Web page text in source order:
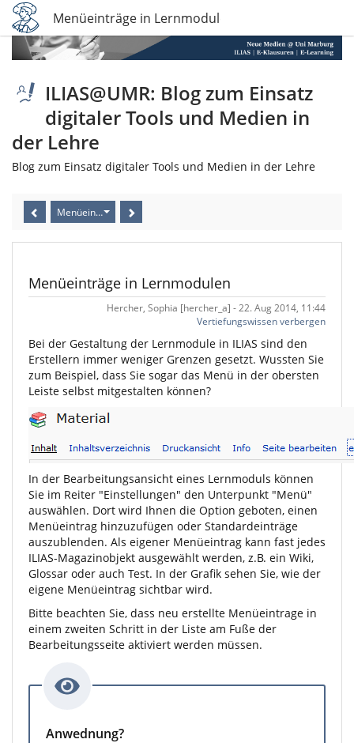
Menüeinträge in Lernmodulen
ILIAS@UMR: Blog zum Einsatz
digitaler Tools und Medien in
der Lehre
Blog zum Einsatz digitaler Tools und Medien in der Lehre
Menüeinträge in Lernmodulen
Menüeinträge in Lernmodulen
Hercher, Sophia [hercher_a] - 22. Aug 2014, 11:44
Vertiefungswissen verbergen
Bei der Gestaltung der Lernmodule in ILIAS sind den
Erstellern immer weniger Grenzen gesetzt. Wussten Sie
zum Beispiel, dass Sie sogar das Menü in der obersten
Leiste selbst mitgestalten können?
In der Bearbeitungsansicht eines Lernmoduls können
Sie im Reiter "Einstellungen" den Unterpunkt "Menü"
auswählen. Dort wird Ihnen die Option geboten, einen
Menüeintrag hinzuzufügen oder Standardeinträge
auszublenden. Als eigener Menüeintrag kann fast jedes
ILIAS-Magazinobjekt ausgewählt werden, z.B. ein Wiki,
Glossar oder auch Test. In der Grafik sehen Sie, wie der
eigene Menüeintrag sichtbar wird.
Bitte beachten Sie, dass neu erstellte Menüeintrage in
einem zweiten Schritt in der Liste am Fuße der
Bearbeitungsseite aktiviert werden müssen.
Anwednung?